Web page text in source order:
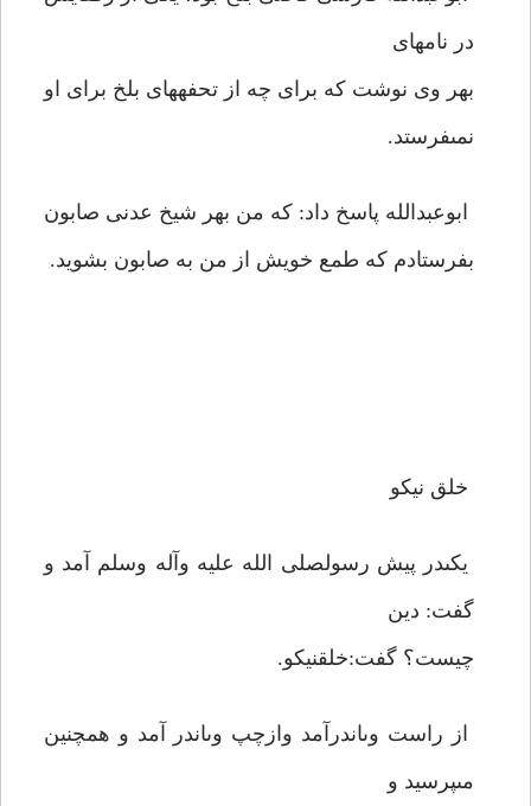
در نامه‏اى
بهر وى نوشت كه براى چه از تحفه‏هاى بلخ براى او
نمى‏فرستد.
ابوعبدالله پاسخ داد: كه من بهر شيخ عدنى صابون
بفرستادم كه طمع خويش از من به صابون بشويد.
خلق نيكو
يكى‏در پيش رسول‏صلى الله عليه وآله وسلم آمد و
گفت: دين
چيست؟ گفت:خلق‏نيكو.
از راست وى‏اندرآمد وازچپ وى‏اندر آمد و همچنين
مى‏پرسيد و